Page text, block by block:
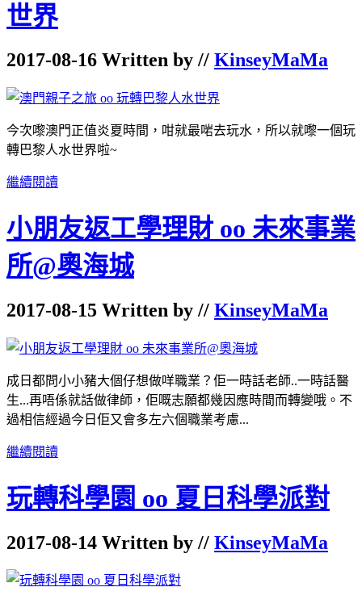
世界
2017-08-16 Written by // KinseyMaMa
今次嚟澳門正值炎夏時間，咁就最啱去玩水，所以就嚟一個玩
轉巴黎人水世界啦~
繼續閱讀
小朋友返工學理財 oo 未來事業
所@奧海城
2017-08-15 Written by // KinseyMaMa
成日都問小小豬大個仔想做咩職業？佢一時話老師..一時話醫
生...再唔係就話做律師，佢嘅志願都幾因應時間而轉變哦。不
過相信經過今日佢又會多左六個職業考慮...
繼續閱讀
玩轉科學園 oo 夏日科學派對
2017-08-14 Written by // KinseyMaMa